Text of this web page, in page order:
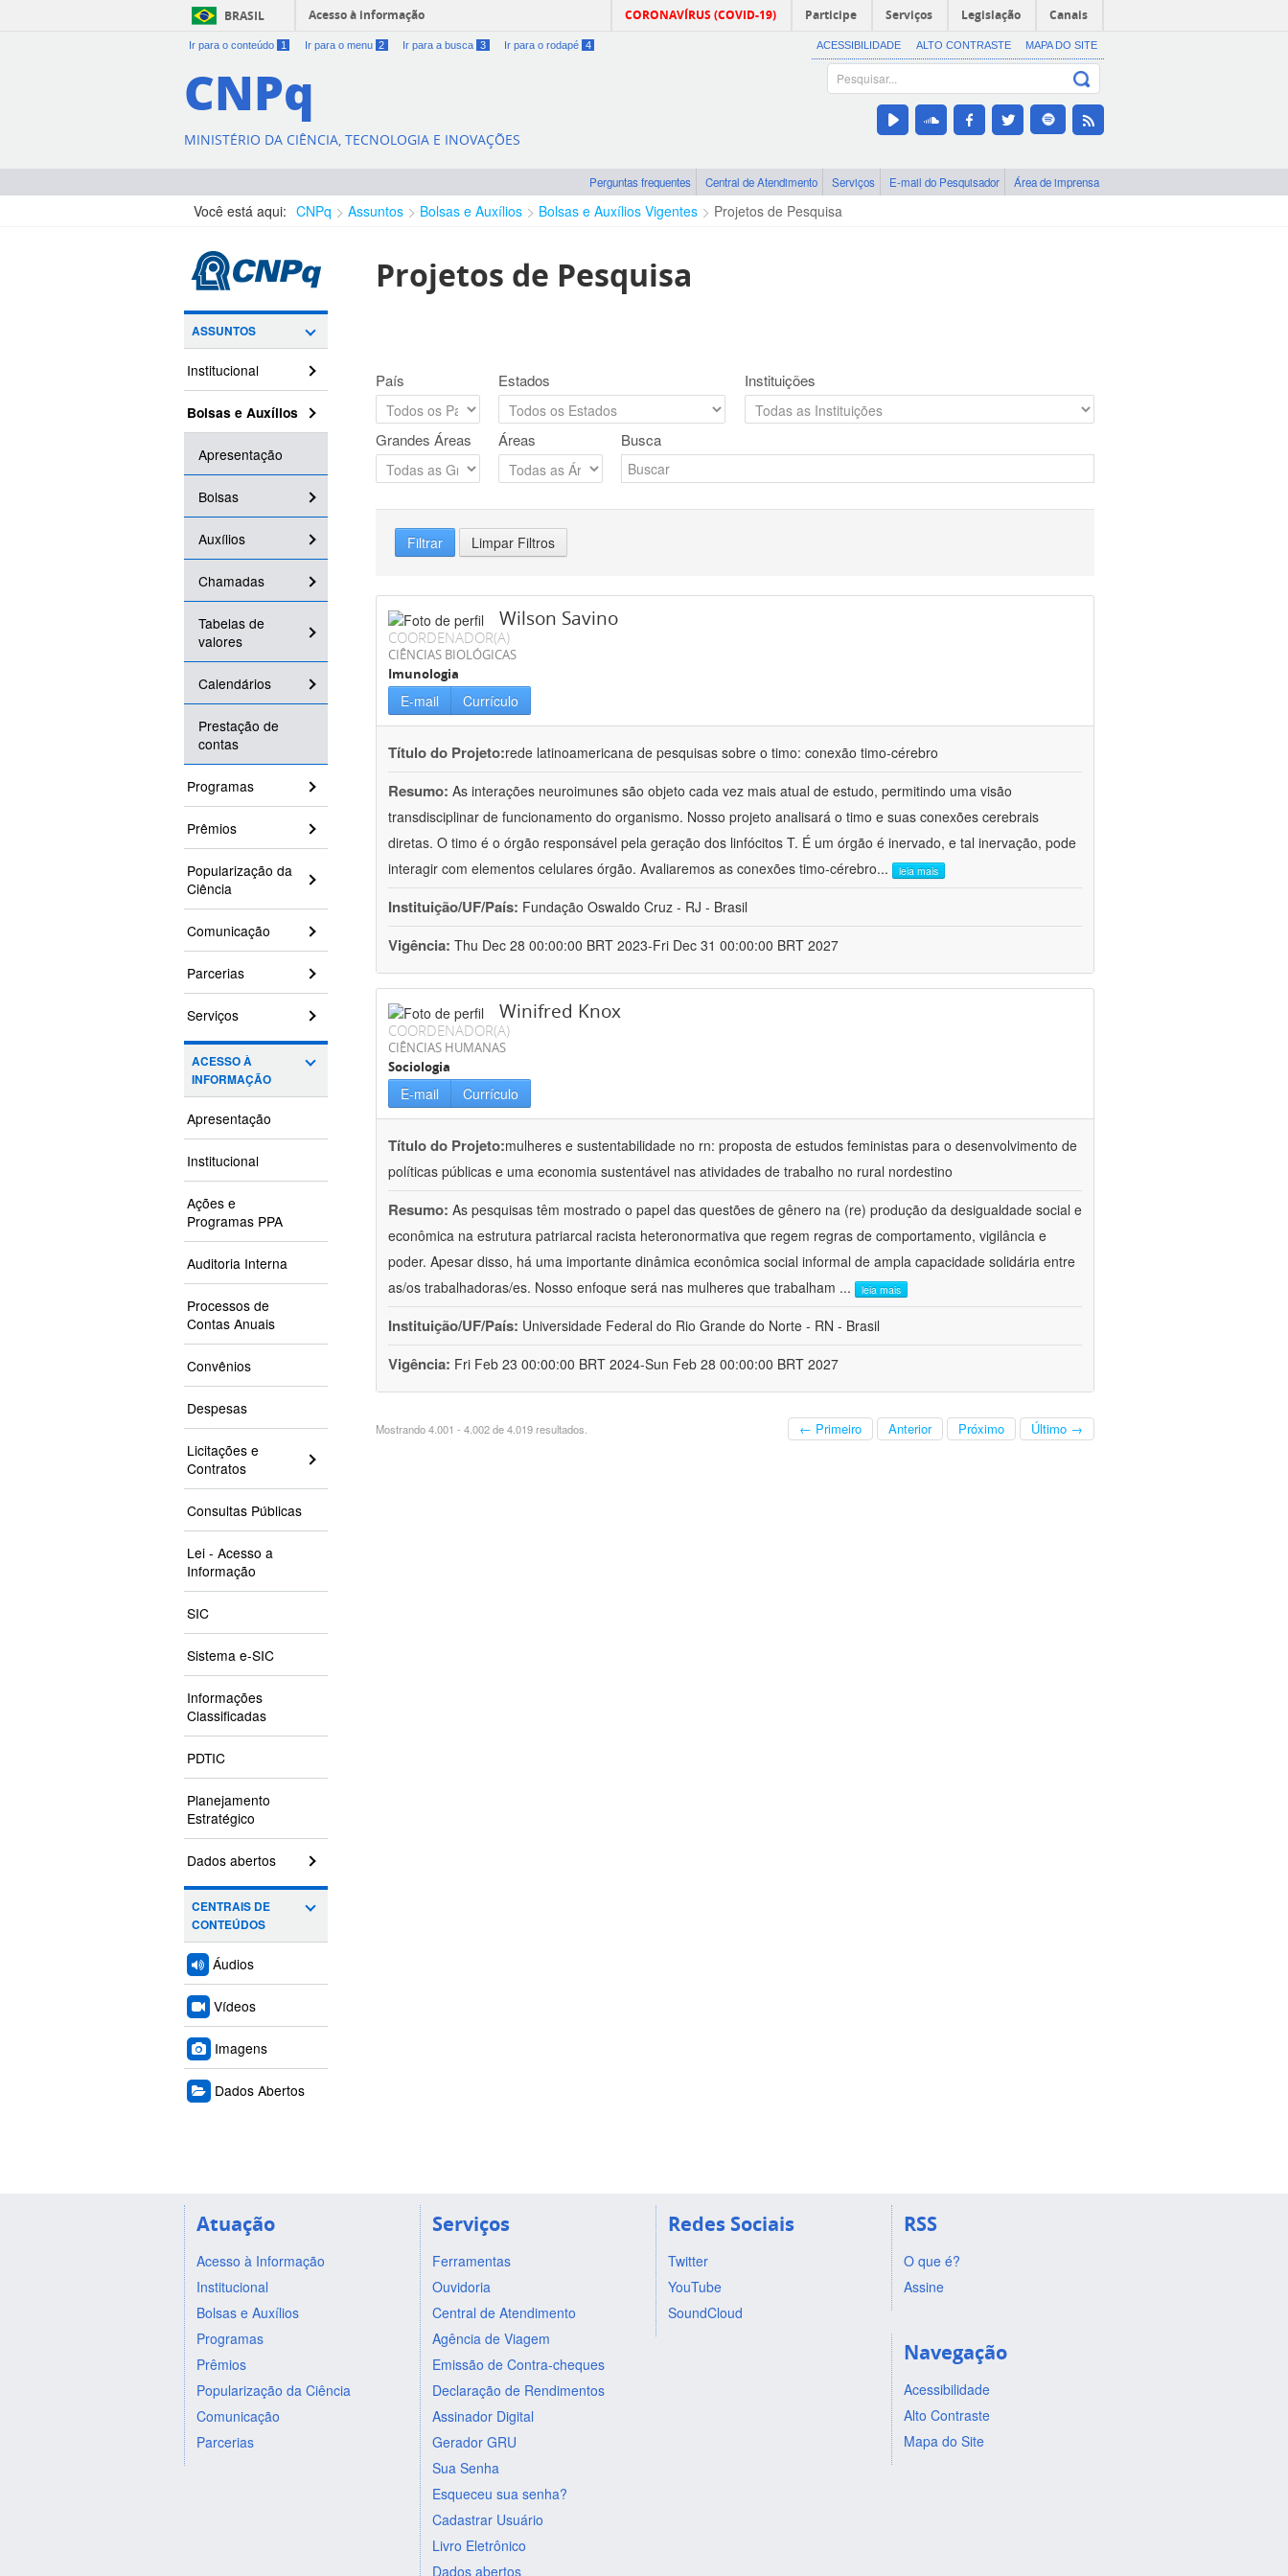
BRASIL Acesso à informação CORONAVÍRUS (COVID-19) Participe Serviços Legislação Canais
Ir para o conteúdo 1 Ir para o menu 2 Ir para a busca 3 Ir para o rodapé 4 ACESSIBILIDADE ALTO CONTRASTE MAPA DO SITE
CNPq
MINISTÉRIO DA CIÊNCIA, TECNOLOGIA E INOVAÇÕES
Perguntas frequentes Central de Atendimento Serviços E-mail do Pesquisador Área de imprensa
Você está aqui: CNPq Assuntos Bolsas e Auxílios Bolsas e Auxílios Vigentes Projetos de Pesquisa
ASSUNTOS
Institucional
Bolsas e Auxílios
Apresentação
Bolsas
Auxílios
Chamadas
Tabelas de
valores
Calendários
Prestação de
contas
Programas
Prêmios
Popularização da
Ciência
Comunicação
Parcerias
Serviços
ACESSO À
INFORMAÇÃO
Apresentação
Institucional
Ações e
Programas PPA
Auditoria Interna
Processos de
Contas Anuais
Convênios
Despesas
Licitações e
Contratos
Consultas Públicas
Lei - Acesso a
Informação
SIC
Sistema e-SIC
Informações
Classificadas
PDTIC
Planejamento
Estratégico
Dados abertos
CENTRAIS DE
CONTEÚDOS
Áudios
Vídeos
Imagens
Dados Abertos
Projetos de Pesquisa
País Estados Instituições
Grandes Áreas Áreas Busca
Filtrar Limpar Filtros
Wilson Savino
COORDENADOR(A)
CIÊNCIAS BIOLÓGICAS
Imunologia
E-mail Currículo
Título do Projeto:rede latinoamericana de pesquisas sobre o timo: conexão timo-cérebro
Resumo: As interações neuroimunes são objeto cada vez mais atual de estudo, permitindo uma visão
transdisciplinar de funcionamento do organismo. Nosso projeto analisará o timo e suas conexões cerebrais
diretas. O timo é o órgão responsável pela geração dos linfócitos T. É um órgão é inervado, e tal inervação, pode
interagir com elementos celulares órgão. Avaliaremos as conexões timo-cérebro... leia mais
Instituição/UF/País: Fundação Oswaldo Cruz - RJ - Brasil
Vigência: Thu Dec 28 00:00:00 BRT 2023-Fri Dec 31 00:00:00 BRT 2027
Winifred Knox
COORDENADOR(A)
CIÊNCIAS HUMANAS
Sociologia
E-mail Currículo
Título do Projeto:mulheres e sustentabilidade no rn: proposta de estudos feministas para o desenvolvimento de
políticas públicas e uma economia sustentável nas atividades de trabalho no rural nordestino
Resumo: As pesquisas têm mostrado o papel das questões de gênero na (re) produção da desigualdade social e
econômica na estrutura patriarcal racista heteronormativa que regem regras de comportamento, vigilância e
poder. Apesar disso, há uma importante dinâmica econômica social informal de ampla capacidade solidária entre
as/os trabalhadoras/es. Nosso enfoque será nas mulheres que trabalham ... leia mais
Instituição/UF/País: Universidade Federal do Rio Grande do Norte - RN - Brasil
Vigência: Fri Feb 23 00:00:00 BRT 2024-Sun Feb 28 00:00:00 BRT 2027
Mostrando 4.001 - 4.002 de 4.019 resultados. ← Primeiro Anterior Próximo Último →
Atuação
Acesso à Informação
Institucional
Bolsas e Auxílios
Programas
Prêmios
Popularização da Ciência
Comunicação
Parcerias
Serviços
Ferramentas
Ouvidoria
Central de Atendimento
Agência de Viagem
Emissão de Contra-cheques
Declaração de Rendimentos
Assinador Digital
Gerador GRU
Sua Senha
Esqueceu sua senha?
Cadastrar Usuário
Livro Eletrônico
Dados abertos
Redes Sociais
Twitter
YouTube
SoundCloud
RSS
O que é?
Assine
Navegação
Acessibilidade
Alto Contraste
Mapa do Site